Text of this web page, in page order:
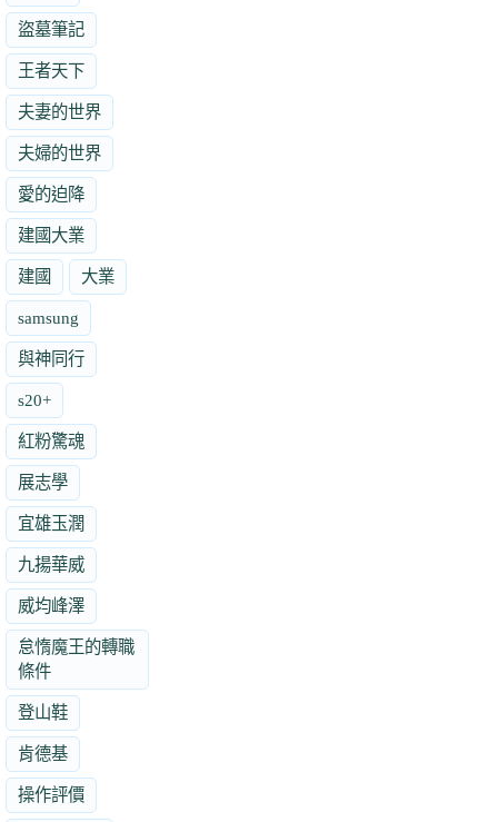
盜墓筆記
王者天下
夫妻的世界
夫婦的世界
愛的迫降
建國大業
建國 大業
samsung
與神同行
s20+
紅粉驚魂
展志學
宜雄玉潤
九揚華威
威均峰澤
怠惰魔王的轉職
條件
登山鞋
肯德基
操作評價